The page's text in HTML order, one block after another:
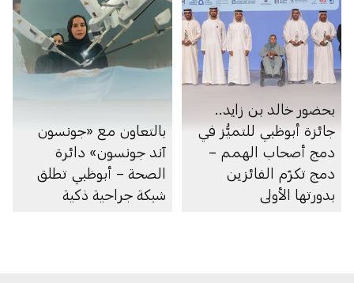
بحضور خالد بن زايد..
جائزة أبوظبي للتميُّز في
دمج أصحاب الهمم –
دمج تكرّم الفائزين
بدورتها الأولى
بالتعاون مع «جونسون
آند جونسون» دائرة
الصحة – أبوظبي تطلق
شبكة جراحية ذكية